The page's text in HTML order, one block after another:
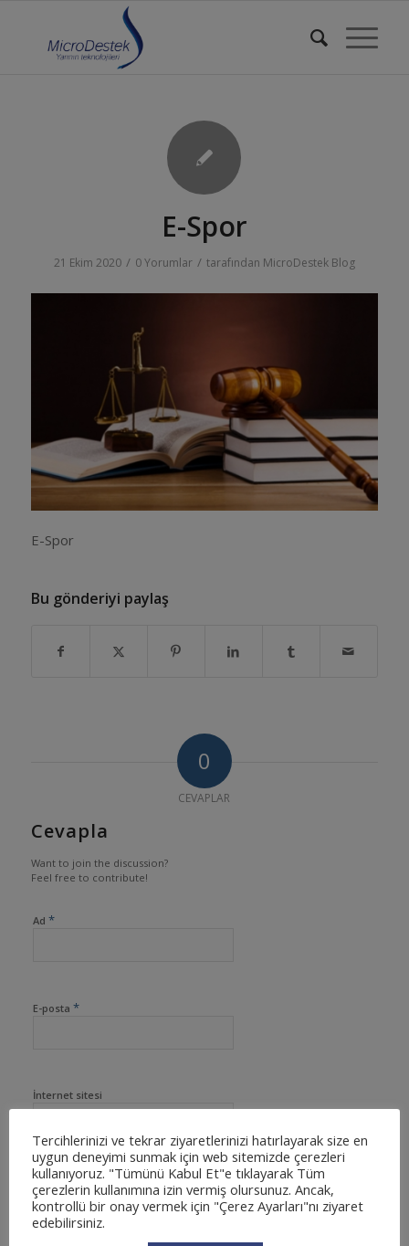
E-Spor
21 Ekim 2020 / 0 Yorumlar / tarafından MicroDestek Blog
E-Spor
Bu gönderiyi paylaş
0
CEVAPLAR
Cevapla
Want to join the discussion?
Feel free to contribute!
Ad *
E-posta *
İnternet sitesi
Tercihlerinizi ve tekrar ziyaretlerinizi hatırlayarak size en
uygun deneyimi sunmak için web sitemizde çerezleri
kullanıyoruz. "Tümünü Kabul Et"e tıklayarak Tüm
çerezlerin kullanımına izin vermiş olursunuz. Ancak,
kontrollü bir onay vermek için "Çerez Ayarları"nı ziyaret
edebilirsiniz.